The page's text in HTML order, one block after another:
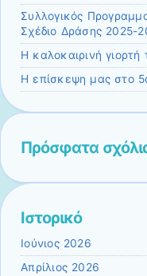
Συλλογικός
Σχέδιο Δράσης 2025-
Η καλοκαιρινή
Η επίσκεψη μας στο
Πρόσφατα
Ιστορικό
Ιούνιος 2026
Απρίλιος 2026